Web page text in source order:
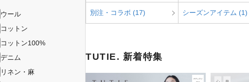
ウール
コットン
コットン100%
デニム
リネン・麻
別注・コラボ (17) シーズンアイテム (1)
TUTIE. 新着特集